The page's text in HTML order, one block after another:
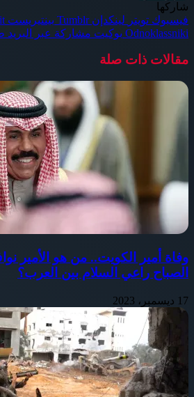
شاركها
فيسبوك تويتر لينكدإن بينتيريست
Odnoklassniki بوكيت مشاركة عبر البريد
مقالات ذات صلة
وفاة أمير الكويت.. من هو الأمير
الصباح راعي السلام بين العرب؟
17 ديسمبر، 2023